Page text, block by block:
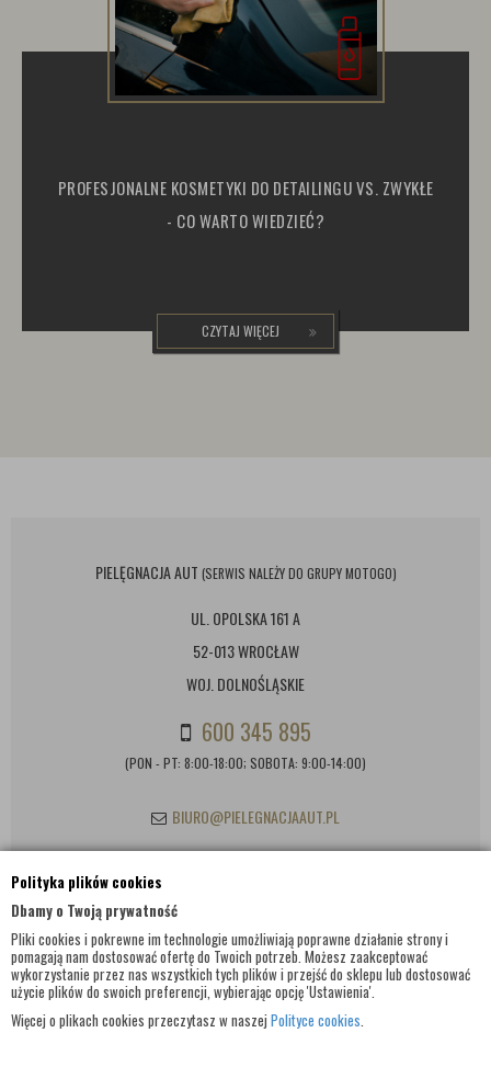
Polityka plików cookies
Dbamy o Twoją prywatność
Pliki cookies i pokrewne im technologie umożliwiają poprawne działanie strony i
pomagają nam dostosować ofertę do Twoich potrzeb. Możesz zaakceptować
wykorzystanie przez nas wszystkich tych plików i przejść do sklepu lub dostosować
użycie plików do swoich preferencji, wybierając opcję 'Ustawienia'.
Więcej o plikach cookies przeczytasz w naszej Polityce cookies.
PROFESJONALNE KOSMETYKI DO DETAILINGU VS. ZWYKŁE
- CO WARTO WIEDZIEĆ?
CZYTAJ WIĘCEJ
PIELĘGNACJA AUT (SERWIS NALEŻY DO GRUPY MOTOGO)
UL. OPOLSKA 161 A
52-013 WROCŁAW
WOJ. DOLNOŚLĄSKIE
600 345 895
(PON - PT: 8:00-18:00; SOBOTA: 9:00-14:00)
BIURO@PIELEGNACJAAUT.PL
INFORMACJE KONTAKTOWE